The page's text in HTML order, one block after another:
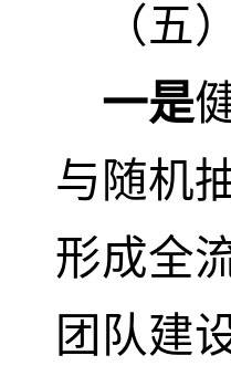
（五
一是
与随机
形成全
团队建